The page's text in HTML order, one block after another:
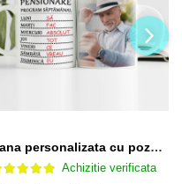
Cana personalizata cu poza si model Pensionare
Achizitie verificata